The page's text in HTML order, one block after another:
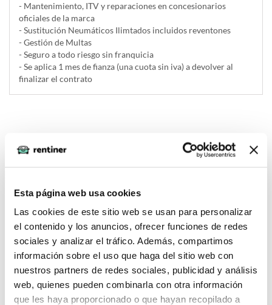
Esta página web usa cookies
Las cookies de este sitio web se usan para personalizar
el contenido y los anuncios, ofrecer funciones de redes
sociales y analizar el tráfico. Además, compartimos
información sobre el uso que haga del sitio web con
nuestros partners de redes sociales, publicidad y análisis
web, quienes pueden combinarla con otra información
que les haya proporcionado o que hayan recopilado a
- Mantenimiento, ITV y reparaciones en concesionarios
oficiales de la marca
- Sustitución Neumáticos Ilimtados incluidos reventones
- Gestión de Multas
- Seguro a todo riesgo sin franquicia
- Se aplica 1 mes de fianza (una cuota sin iva) a devolver al
finalizar el contrato
Opiniones
Marc (2023-06-07)
Mejora al Tesla. Una pasada de conducción.